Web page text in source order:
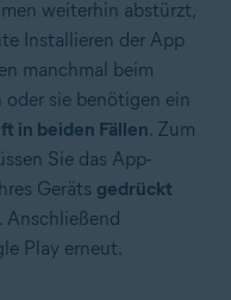
weiterhin abstürzt,
Installieren der App
manchmal beim
sie benötigen ein
in beiden Fällen. Zum
Sie das App-
Geräts gedrückt
Anschließend
Play erneut.